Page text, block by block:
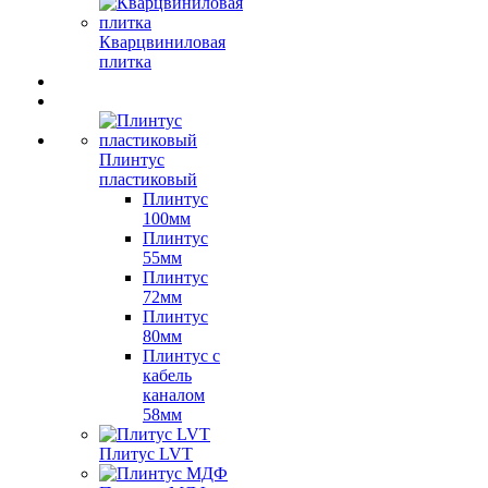
Кварцвиниловая
плитка
Плинтус
пластиковый
Плинтус
100мм
Плинтус
55мм
Плинтус
72мм
Плинтус
80мм
Плинтус с
кабель
каналом
58мм
Плитус LVT